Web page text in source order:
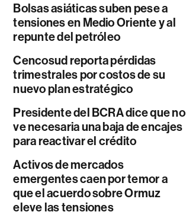
Bolsas asiáticas suben pese a
tensiones en Medio Oriente y al
repunte del petróleo
Cencosud reporta pérdidas
trimestrales por costos de su
nuevo plan estratégico
Presidente del BCRA dice que no
ve necesaria una baja de encajes
para reactivar el crédito
Activos de mercados
emergentes caen por temor a
que el acuerdo sobre Ormuz
eleve las tensiones